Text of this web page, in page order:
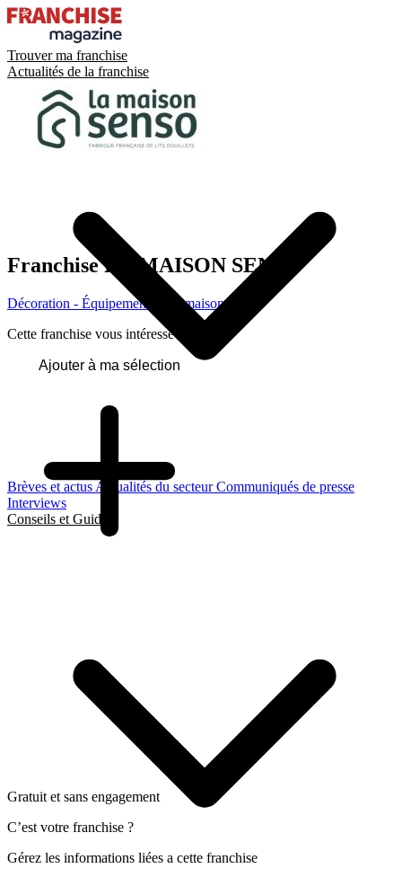
Trouver ma franchise
Actualités de la franchise
Brèves et actus Actualités du secteurCommuniqués de presse
Interviews
Conseils et Guides
Franchise LA MAISON SENSO
Décoration - Équipement de la maison
Cette franchise vous intéresse ?
Ajouter à ma sélection
Gratuit et sans engagement
C’est votre franchise ?
Gérez les informations liées a cette franchise